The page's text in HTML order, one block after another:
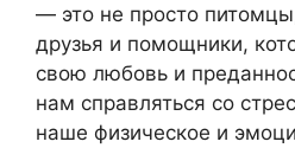
— это не просто
друзья и помощники,
свою любовь и
нам справляться со
наше физическое и